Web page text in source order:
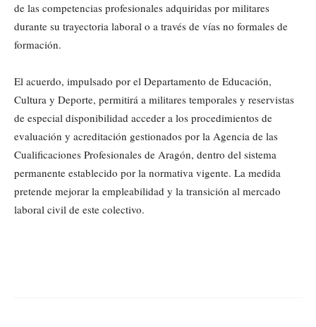
de las competencias profesionales adquiridas por militares
durante su trayectoria laboral o a través de vías no formales de
formación.
El acuerdo, impulsado por el Departamento de Educación,
Cultura y Deporte, permitirá a militares temporales y reservistas
de especial disponibilidad acceder a los procedimientos de
evaluación y acreditación gestionados por la Agencia de las
Cualificaciones Profesionales de Aragón, dentro del sistema
permanente establecido por la normativa vigente. La medida
pretende mejorar la empleabilidad y la transición al mercado
laboral civil de este colectivo.